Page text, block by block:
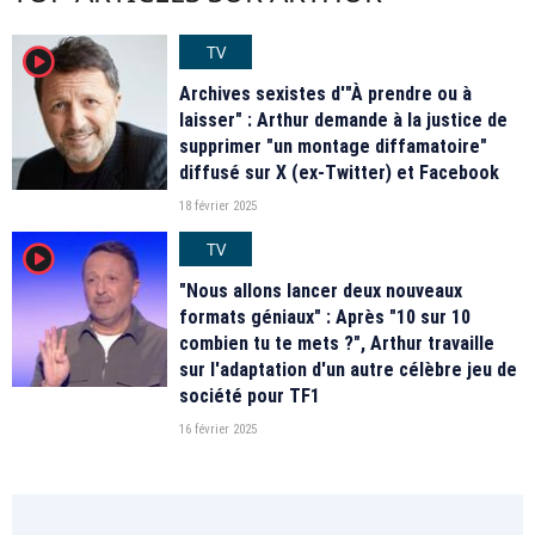
player2
TV
Archives sexistes d'"À prendre ou à
laisser" : Arthur demande à la justice de
supprimer "un montage diffamatoire"
diffusé sur X (ex-Twitter) et Facebook
18 février 2025
player2
TV
"Nous allons lancer deux nouveaux
formats géniaux" : Après "10 sur 10
combien tu te mets ?", Arthur travaille
sur l'adaptation d'un autre célèbre jeu de
société pour TF1
16 février 2025